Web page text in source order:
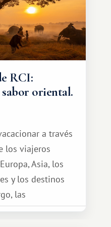
RCI:
oriental.
a través
los viajeros
Asia, los
y los destinos
las
el sistema